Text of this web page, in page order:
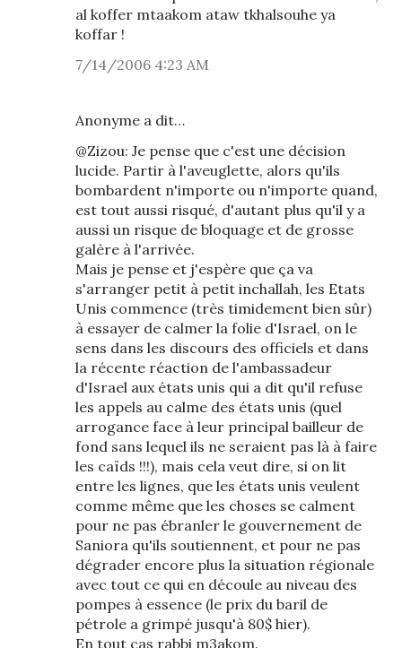
al koffer mtaakom ataw tkhalsouhe ya
koffar !
7/14/2006 4:23 AM
Anonyme a dit…
@Zizou: Je pense que c'est une décision
lucide. Partir à l'aveuglette, alors qu'ils
bombardent n'importe ou n'importe quand,
est tout aussi risqué, d'autant plus qu'il y a
aussi un risque de bloquage et de grosse
galère à l'arrivée.
Mais je pense et j'espère que ça va
s'arranger petit à petit inchallah, les Etats
Unis commence (très timidement bien sûr)
à essayer de calmer la folie d'Israel, on le
sens dans les discours des officiels et dans
la récente réaction de l'ambassadeur
d'Israel aux états unis qui a dit qu'il refuse
les appels au calme des états unis (quel
arrogance face à leur principal bailleur de
fond sans lequel ils ne seraient pas là à faire
les caïds !!!), mais cela veut dire, si on lit
entre les lignes, que les états unis veulent
comme même que les choses se calment
pour ne pas ébranler le gouvernement de
Saniora qu'ils soutiennent, et pour ne pas
dégrader encore plus la situation régionale
avec tout ce qui en découle au niveau des
pompes à essence (le prix du baril de
pétrole a grimpé jusqu'à 80$ hier).
En tout cas rabbi m3akom.